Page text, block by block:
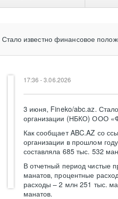
Стало известно финансовое
17:36 - 3.06.2026
3 июня, Fineko/abc.az.
организации (НБКО) ООО
Как сообщает ABC.AZ со
организации в прошлом
составляла 685 тыс. 532
В отчетный период чистые
манатов, процентные
расходы – 2 млн 251 тыс.
манатов.